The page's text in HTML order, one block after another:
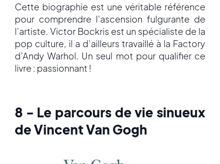
Cette biographie est une véritable référence
pour comprendre l’ascension fulgurante de
l’artiste. Victor Bockris est un spécialiste de la
pop culture, il a d’ailleurs travaillé à la Factory
d’Andy Warhol. Un seul mot pour qualifier ce
livre : passionnant !
8 - Le parcours de vie sinueux
de Vincent Van Gogh